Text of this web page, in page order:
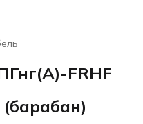
FRHF